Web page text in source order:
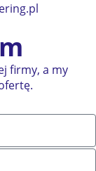
firmy, a my